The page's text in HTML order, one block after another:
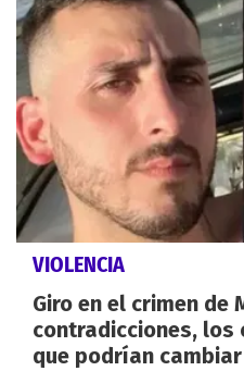
VIOLENCIA
Giro en el crimen de
contradicciones,
que podrían